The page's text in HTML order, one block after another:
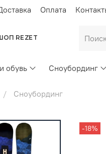
Оплата
REZET
обувь Сноубординг
Сноубординг
-18%